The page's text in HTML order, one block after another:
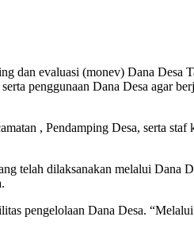
dan evaluasi (monev) Dana Desa
penggunaan Dana Desa agar
, Pendamping Desa, serta
telah dilaksanakan melalui Dana
pengelolaan Dana Desa.